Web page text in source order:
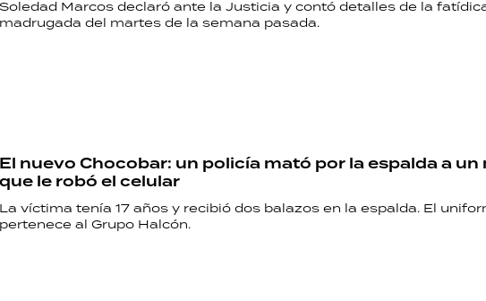
Soledad Marcos declaró ante la Justicia y contó detalles de la
madrugada del martes de la semana pasada.
El nuevo Chocobar: un policía mató por la espalda a un
que le robó el celular
La víctima tenía 17 años y recibió dos balazos en la espalda. El
pertenece al Grupo Halcón.
HORÓSCOPO